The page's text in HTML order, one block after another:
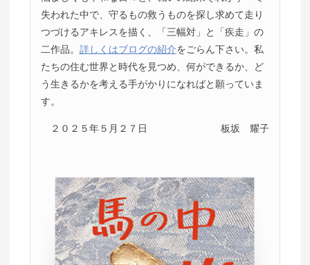
失われた中で、守るもの救うものを探し求めて走り
つづけるアキレスを描く、「三幅対」と「疾走」の
二作品。 詳しくはブログの紹介をごらん下さい。私
たちの住む世界と時代を見つめ、何ができるか、ど
う生きるかを考える手がかりになればと願っていま
す。
２０２５年５月２７日 板坂 耀子